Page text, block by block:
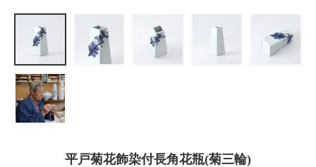
平戸菊花飾染付長角花瓶(菊三輪)